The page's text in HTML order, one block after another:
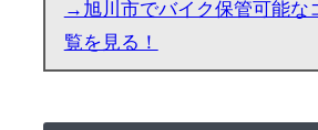
→旭川市でバイク保管可能な
覧を見る！